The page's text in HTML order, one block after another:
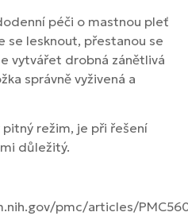
péči o mastnou pleť
se lesknout, přestanou se
vytvářet drobná zánětlivá
správně vyživená a
režim, je při řešení
důležitý.
pmc/articles/